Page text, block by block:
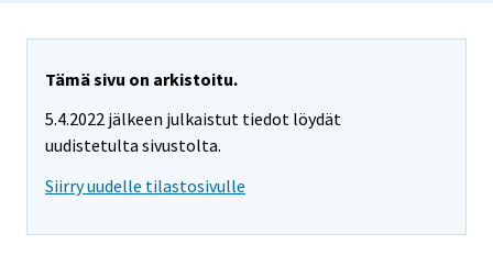
Tämä sivu on arkistoitu.
5.4.2022 jälkeen julkaistut tiedot löydät
uudistetulta sivustolta.
Siirry uudelle tilastosivulle